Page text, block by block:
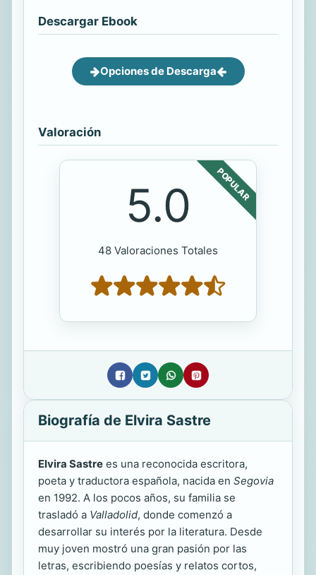
Descargar Ebook
Opciones de Descarga
Valoración
POPULAR
5.0
48 Valoraciones Totales
Biografía de Elvira Sastre
Elvira Sastre es una reconocida escritora,
poeta y traductora española, nacida en Segovia
en 1992. A los pocos años, su familia se
trasladó a Valladolid, donde comenzó a
desarrollar su interés por la literatura. Desde
muy joven mostró una gran pasión por las
letras, escribiendo poesías y relatos cortos,